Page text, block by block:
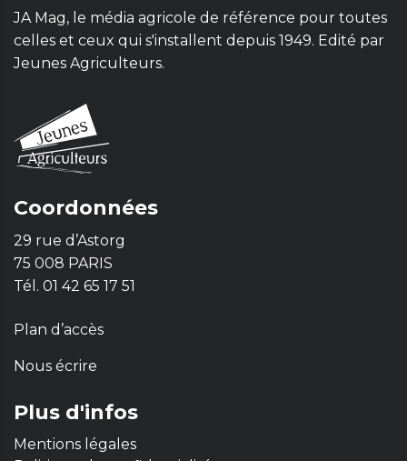
JA Mag, le média agricole de référence pour toutes
celles et ceux qui s'installent depuis 1949. Edité par
Jeunes Agriculteurs.
Coordonnées
29 rue d’Astorg
75 008 PARIS
Tél. 01 42 65 17 51
Plan d’accès
Nous écrire
Plus d'infos
Mentions légales